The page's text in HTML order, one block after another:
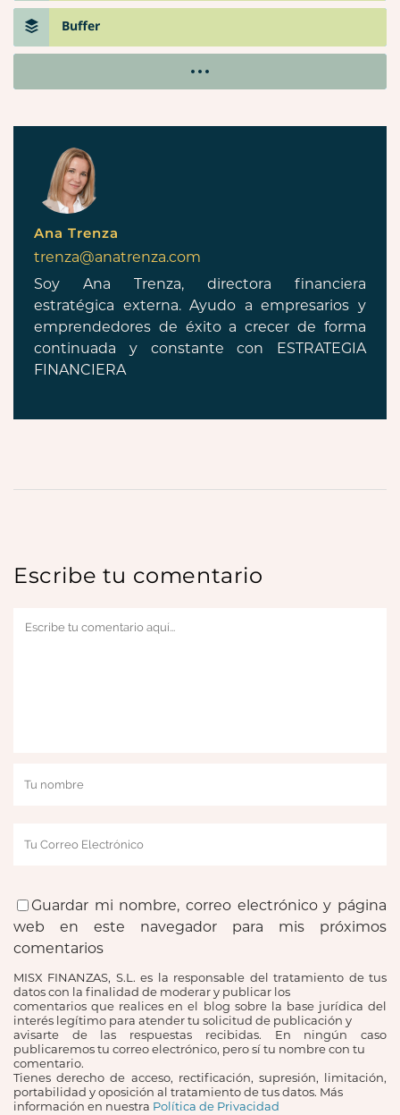
Buffer
Ana Trenza
trenza@anatrenza.com
Soy Ana Trenza, directora financiera
estratégica externa. Ayudo a empresarios y
emprendedores de éxito a crecer de forma
continuada y constante con ESTRATEGIA
FINANCIERA
Escribe tu comentario
Guardar mi nombre, correo electrónico y página
web en este navegador para mis próximos
comentarios
MISX FINANZAS, S.L. es la responsable del tratamiento de tus
datos con la finalidad de moderar y publicar los
comentarios que realices en el blog sobre la base jurídica del
interés legítimo para atender tu solicitud de publicación y
avisarte de las respuestas recibidas. En ningún caso
publicaremos tu correo electrónico, pero sí tu nombre con tu
comentario.
Tienes derecho de acceso, rectificación, supresión, limitación,
portabilidad y oposición al tratamiento de tus datos. Más
información en nuestra Política de Privacidad